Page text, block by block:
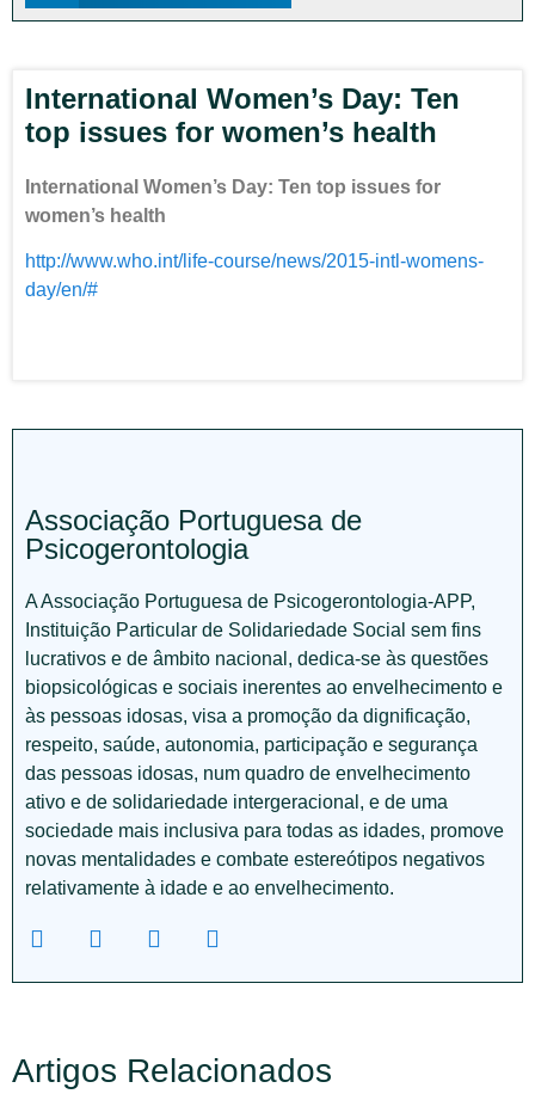
International Women’s Day: Ten
top issues for women’s health
International Women’s Day: Ten top issues for
women’s health
http://www.who.int/life-course/news/2015-intl-womens-
day/en/#
Associação Portuguesa de
Psicogerontologia
A Associação Portuguesa de Psicogerontologia-APP,
Instituição Particular de Solidariedade Social sem fins
lucrativos e de âmbito nacional, dedica-se às questões
biopsicológicas e sociais inerentes ao envelhecimento e
às pessoas idosas, visa a promoção da dignificação,
respeito, saúde, autonomia, participação e segurança
das pessoas idosas, num quadro de envelhecimento
ativo e de solidariedade intergeracional, e de uma
sociedade mais inclusiva para todas as idades, promove
novas mentalidades e combate estereótipos negativos
relativamente à idade e ao envelhecimento.
Artigos Relacionados